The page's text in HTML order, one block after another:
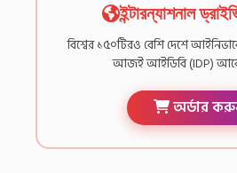
ইন্টারন্যাশনাল
বিশ্বের ১৫০টিরও বেশি দেশে
আজই আইডিবি (IDP)
অর্ডার